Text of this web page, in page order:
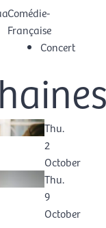
Comédie-
Française
Concert
Thu.
2
October
Thu.
9
October